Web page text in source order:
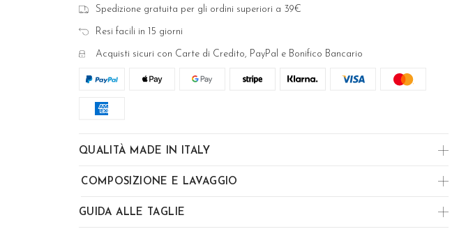
Spedizione gratuita per gli ordini superiori a 39€
Resi facili in 15 giorni
Acquisti sicuri con Carte di Credito, PayPal e Bonifico Bancario
QUALITÀ MADE IN ITALY
COMPOSIZIONE E LAVAGGIO
GUIDA ALLE TAGLIE